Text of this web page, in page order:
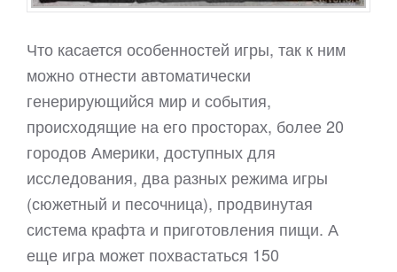
Что касается особенностей игры, так к ним
можно отнести автоматически
генерирующийся мир и события,
происходящие на его просторах, более 20
городов Америки, доступных для
исследования, два разных режима игры
(сюжетный и песочница), продвинутая
система крафта и приготовления пищи. А
еще игра может похвастаться 150